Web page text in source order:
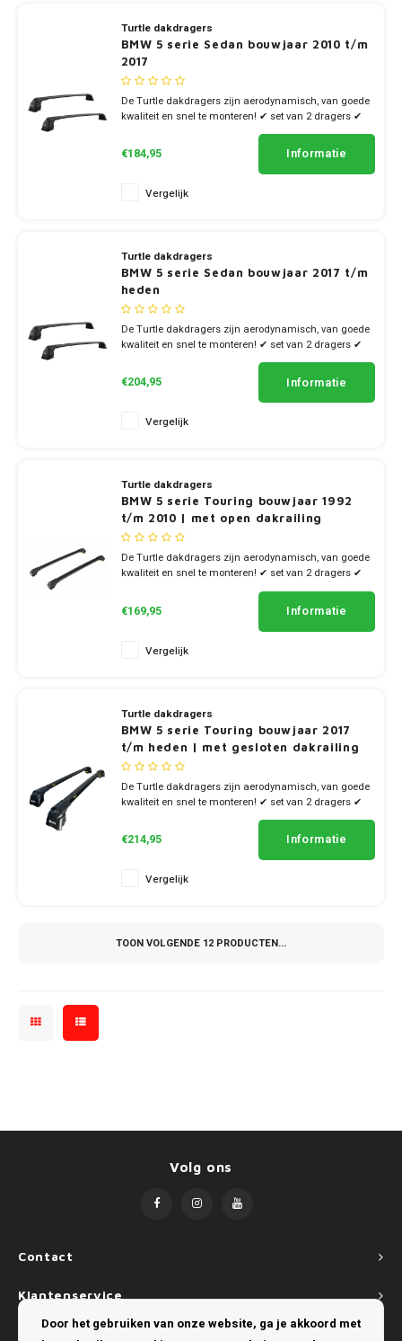
Turtle dakdragers
BMW 5 serie Sedan bouwjaar 2010 t/m
2017
De Turtle dakdragers zijn aerodynamisch, van goede
kwaliteit en snel te monteren! ✔ set van 2 dragers ✔
€184,95 Informatie
Vergelijk
Turtle dakdragers
BMW 5 serie Sedan bouwjaar 2017 t/m
heden
De Turtle dakdragers zijn aerodynamisch, van goede
kwaliteit en snel te monteren! ✔ set van 2 dragers ✔
€204,95 Informatie
Vergelijk
Turtle dakdragers
BMW 5 serie Touring bouwjaar 1992
t/m 2010 | met open dakrailing
De Turtle dakdragers zijn aerodynamisch, van goede
kwaliteit en snel te monteren! ✔ set van 2 dragers ✔
€169,95 Informatie
Vergelijk
Turtle dakdragers
BMW 5 serie Touring bouwjaar 2017
t/m heden | met gesloten dakrailing
De Turtle dakdragers zijn aerodynamisch, van goede
kwaliteit en snel te monteren! ✔ set van 2 dragers ✔
€214,95 Informatie
Vergelijk
TOON VOLGENDE 12 PRODUCTEN...
Contact
Volg ons
Klantenservice
Mijn account
Door het gebruiken van onze website, ga je akkoord met